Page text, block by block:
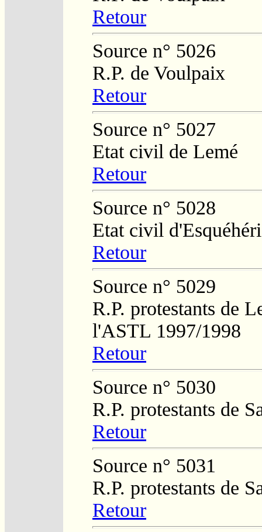
Retour
Source n° 5026
R.P. de Voulpaix
Retour
Source n° 5027
Etat civil de Lemé
Retour
Source n° 5028
Etat civil
Retour
Source n° 5029
R.P. protestants de
l'ASTL 1997/1998
Retour
Source n° 5030
R.P. protestants de
Retour
Source n° 5031
R.P. protestants de
Retour